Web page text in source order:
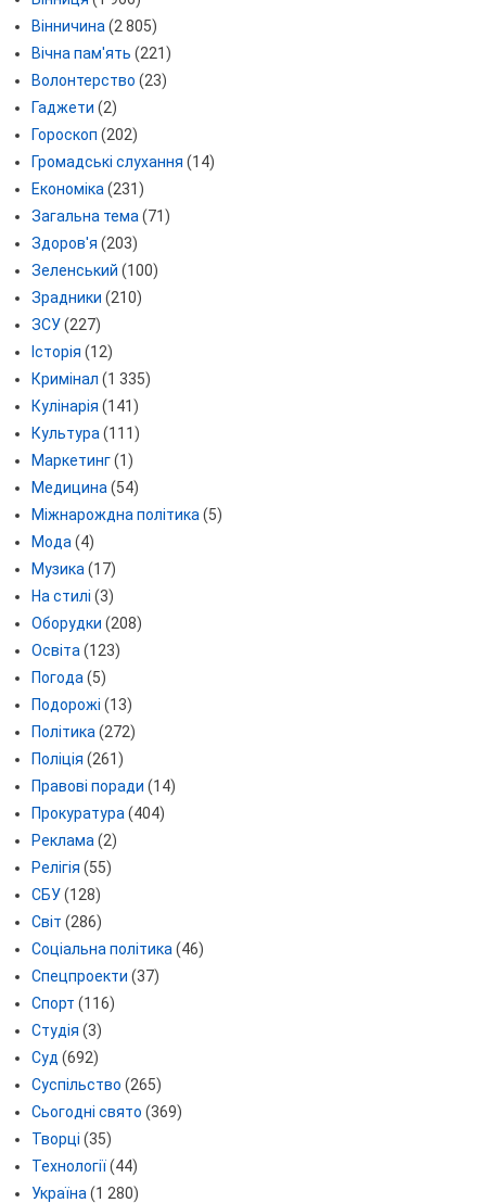
Вінничина (2 805)
Вічна пам'ять (221)
Волонтерство (23)
Гаджети (2)
Гороскоп (202)
Громадські слухання (14)
Економіка (231)
Загальна тема (71)
Здоров'я (203)
Зеленський (100)
Зрадники (210)
ЗСУ(227)
Історія (12)
Кримінал (1 335)
Кулінарія (141)
Культура (111)
Маркетинг(1)
Медицина (54)
Міжнарождна політика (5)
Мода (4)
Музика (17)
На стилі (3)
Оборудки (208)
Освіта (123)
Погода (5)
Подорожі (13)
Політика (272)
Поліція (261)
Правові поради (14)
Прокуратура (404)
Реклама (2)
Релігія (55)
СБУ(128)
Світ (286)
Соціальна політика (46)
Спецпроекти (37)
Спорт (116)
Студія (3)
Суд (692)
Суспільство (265)
Сьогодні свято (369)
Творці (35)
Технології(44)
Україна (1 280)